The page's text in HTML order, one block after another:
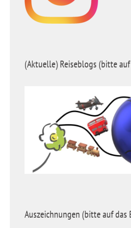
(Aktuelle) Reiseblogs (bitte
Auszeichnungen (bitte auf